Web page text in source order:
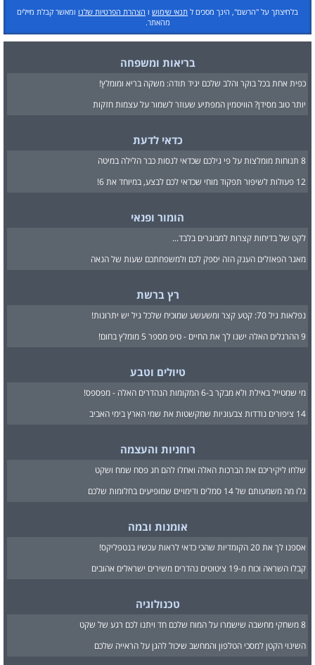
בלחיצתך על "הרשם", הינך מסכים ל תנאי שימוש ו הצהרת הפרטיות שלנו ומאשר קבלת מיילים
מהאתר.
בריאות ומשפחה
כפית אחת בכל בוקר והלב שלכם יגיד תודה: משקה בריא ומומלץ!
יותר טוב מסידן? הוויטמין המפתיע שעוזר לשמור על עצמות חזקות
כדאי לדעת
8 תנוחות מומלצות על פי גילכם שכדאי לנסות כבר הלילה במיטה
12 פעולות לשיפור תפקוד מוחי שכדאי לכם לבצע, במיוחד את 6!
הומור ופנאי
לקט של בדיחות קצרות למבוגרים בלבד...
מאגר הפאזלים הענק הזה יספק לכם ולמשפחתכם שעות של הנאה
רץ ברשת
נפלאות גיל 70: קטע קצר ומשעשע שמוכיח שלכל גיל יש יתרונות!
9 ההרגלים האלה ישנו לך את החיים - טיפ מספר 5 מומלץ בחום!
טיולים וטבע
מי שמטייל באילת ולא מבקר ב-6 המקומות הנהדרים האלה - מפספס!
14 ציפורים נודדות צבעוניות שמקשטות את שמי הארץ בימי האביב
רוחניות והעצמה
שלחו ליקיריכם את הברכות האלה ואחלו להם חג פסח שמח ושקט
גלו מה משמעותם של 14 סמלים ודימויים שמופיעים בחלומות שלכם
אומנות ובמה
אספנו לך את 20 הקומדיות שהכי כדאי לראות עכשיו בנטפליקס!
קבלו השראה וכוח מ-19 ציטוטים נהדרים משירים ישראלים אהובים
טכנולוגיה
8 משחקי מחשבה שישמרו על המוח שלכם חד ויתנו לכם רגע של שקט
השינוי הקטן למסכי הטלפון והמחשב שיכול להגן על הראייה שלכם